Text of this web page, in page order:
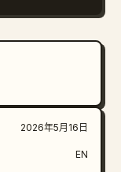
2026年5月16日
EN